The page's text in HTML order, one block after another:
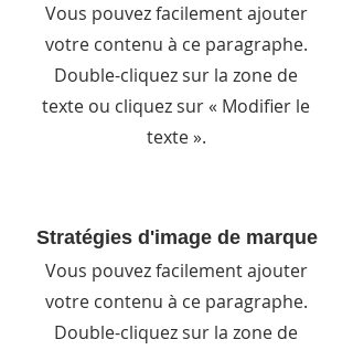
Vous pouvez facilement ajouter
votre contenu à ce paragraphe.
Double-cliquez sur la zone de
texte ou cliquez sur « Modifier le
texte ».
Stratégies d'image de marque
Vous pouvez facilement ajouter
votre contenu à ce paragraphe.
Double-cliquez sur la zone de